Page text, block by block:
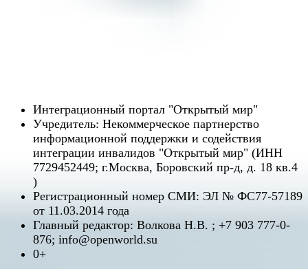
Интеграционный портал "Открытый мир"
Учредитель: Некоммерческое партнерство
информационной поддержки и содействия
интеграции инвалидов "Открытый мир" (ИНН
7729452449; г.Москва, Боровский пр-д, д. 18 кв.4
)
Регистрационный номер СМИ: ЭЛ № ФС77-57189
от 11.03.2014 года
Главный редактор: Волкова Н.В. ; +7 903 777-0-
876; info@openworld.su
0+